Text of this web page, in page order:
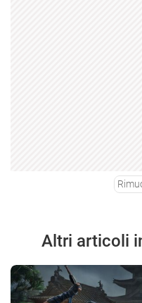
Altri articoli